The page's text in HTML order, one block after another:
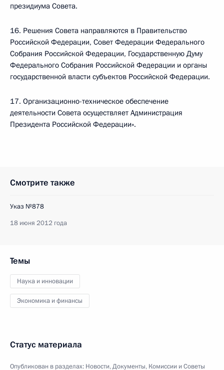
президиума Совета.
16. Решения Совета направляются в Правительство
Российской Федерации, Совет Федерации Федерального
Собрания Российской Федерации, Государственную Думу
Федерального Собрания Российской Федерации и органы
государственной власти субъектов Российской Федерации.
17. Организационно-техническое обеспечение
деятельности Совета осуществляет Администрация
Президента Российской Федерации».
Смотрите также
Указ №878
18 июня 2012 года
Темы
Наука и инновации
Экономика и финансы
Статус материала
Опубликован в разделах: Новости,Документы, Комиссии и Советы